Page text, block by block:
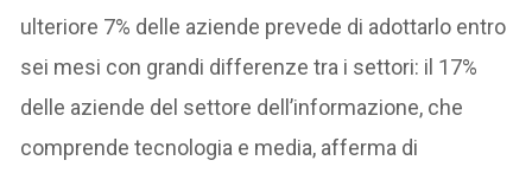
ulteriore 7% delle aziende prevede di adottarlo entro
sei mesi con grandi differenze tra i settori: il 17%
delle aziende del settore dell’informazione, che
comprende tecnologia e media, afferma di